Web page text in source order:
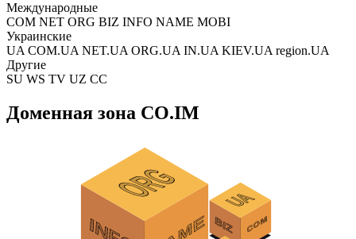
Международные
COM NET ORG BIZ INFO NAME MOBI
Украинские
UA COM.UA NET.UA ORG.UA IN.UA KIEV.UA region.UA
Другие
SU WS TV UZ CC
Доменная зона CO.IM